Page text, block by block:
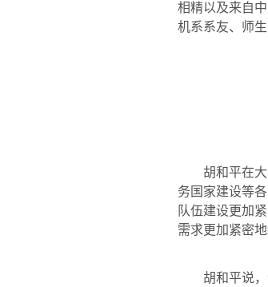
相精以及来自
机系系友、师生
胡和平在大
务国家建设等
队伍建设更加
需求更加紧密地
胡和平说，